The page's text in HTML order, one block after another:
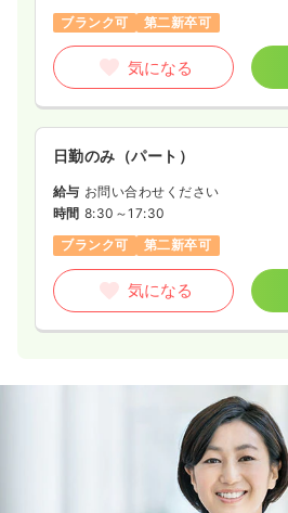
ブランク可
第二新卒可
気になる
日勤のみ（パート）
給与 お問い合わせください
時間 8:30～17:30
ブランク可
第二新卒可
気になる